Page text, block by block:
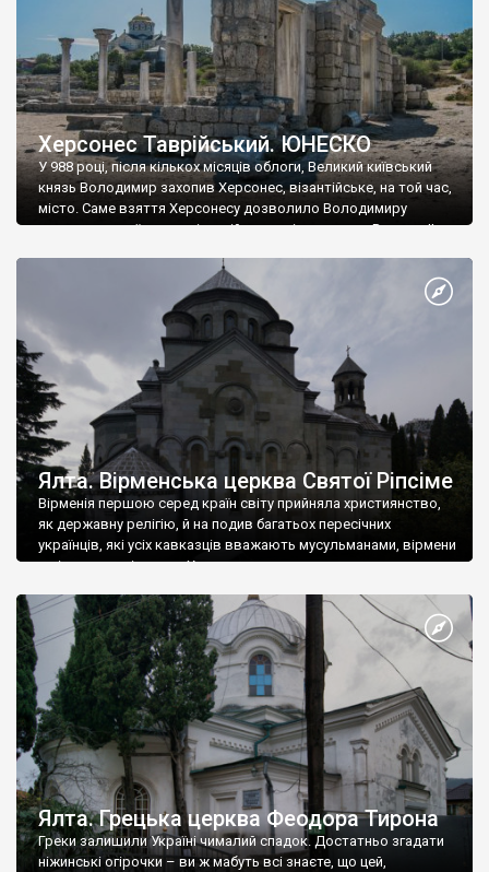
Херсонес Таврійський. ЮНЕСКО
У 988 році, після кількох місяців облоги, Великий київський
князь Володимир захопив Херсонес, візантійське, на той час,
місто. Саме взяття Херсонесу дозволило Володимиру
диктувати свої умови візантійському імператору Василю ІІ, та
Херсонесі Володимир-язичник, став Василем-християнином.
А потім було Хрещення Русі. На честь Херсонесу Таврійського
Ялта. Вірменська церква Святої Ріпсіме
Вірменія першою серед країн світу прийняла християнство,
як державну релігію, й на подив багатьох пересічних
українців, які усіх кавказців вважають мусульманами, вірмени
є відданими вірянами Христа
Ялта. Грецька церква Феодора Тирона
Греки залишили Україні чималий спадок. Достатньо згадати
ніжинські огірочки – ви ж мабуть всі знаєте, що цей,